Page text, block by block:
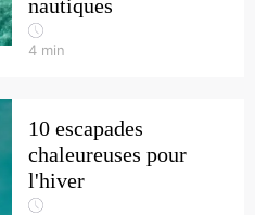
nautiques
4 min
10 escapades
chaleureuses pour
l'hiver